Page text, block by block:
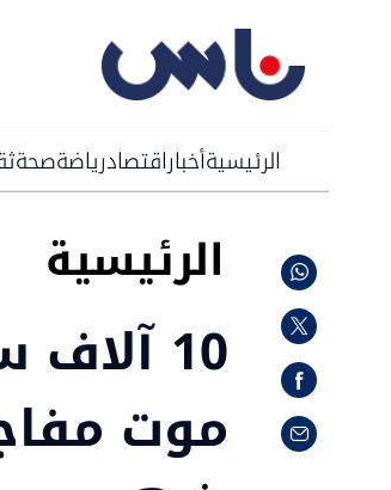
الرئيسيةأخباراقتصادرياضةصحة
الرئيسية
10
موت